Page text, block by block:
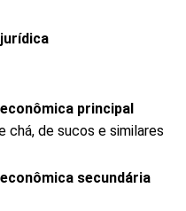
principal
de sucos e similares
secundária